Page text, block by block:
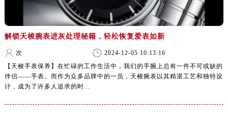
解锁天梭腕表进灰处理秘籍，轻松恢复爱表如新
次
2024-12-05 10:13:16
【天梭手表保养】在忙碌的工作生活中，我们的手腕上总有一件不可或缺的
伴侣——手表。而作为众多品牌中的一员，天梭腕表以其精湛工艺和独特设
计，成为了许多人追求的时...